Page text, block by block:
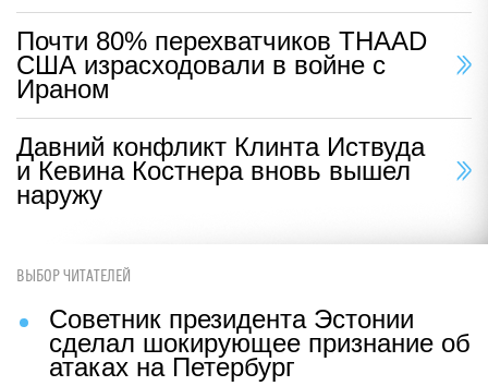
Почти 80% перехватчиков THAAD
США израсходовали в войне с
Ираном
Давний конфликт Клинта Иствуда
и Кевина Костнера вновь вышел
наружу
ВЫБОР ЧИТАТЕЛЕЙ
Советник президента Эстонии
сделал шокирующее признание об
атаках на Петербург